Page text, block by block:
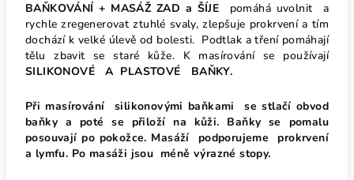
BAŇKOVÁNÍ + MASÁŽ ZAD a ŠÍJE pomáhá uvolnit a
rychle zregenerovat ztuhlé svaly, zlepšuje prokrvení a tím
dochází k velké úlevě od bolesti. Podtlak a tření pomáhají
tělu zbavit se staré kůže. K masírování se používají
SILIKONOVÉ A PLASTOVÉ BAŇKY.
Při masírování silikonovými baňkami se stlačí obvod
baňky a poté se přiloží na kůži. Baňky se
pomalu
posouvají po pokožce. Masáží podporujeme prokrvení
a lymfu. Po masáži jsou méně výrazné stopy.